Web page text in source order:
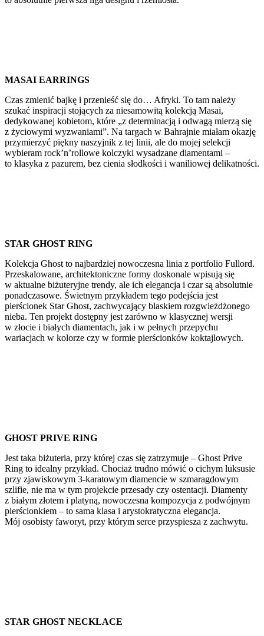
MASAI EARRINGS
Czas zmienić bajkę i przenieść się do… Afryki. To tam należy
szukać inspiracji stojących za niesamowitą kolekcją Masai,
dedykowanej kobietom, które „z determinacją i odwagą mierzą się
z życiowymi wyzwaniami”. Na targach w Bahrajnie miałam okazję
przymierzyć piękny naszyjnik z tej linii, ale do mojej selekcji
wybieram rock’n’rollowe kolczyki wysadzane diamentami –
to klasyka z pazurem, bez cienia słodkości i waniliowej delikatności.
STAR GHOST RING
Kolekcja Ghost to najbardziej nowoczesna linia z portfolio Fullord.
Przeskalowane, architektoniczne formy doskonale wpisują się
w aktualne biżuteryjne trendy, ale ich elegancja i czar są absolutnie
ponadczasowe. Świetnym przykładem tego podejścia jest
pierścionek Star Ghost, zachwycający blaskiem rozgwieżdżonego
nieba. Ten projekt dostępny jest zarówno w klasycznej wersji
w złocie i białych diamentach, jak i w pełnych przepychu
wariacjach w kolorze czy w formie pierścionków koktajlowych.
GHOST PRIVE RING
Jest taka biżuteria, przy której czas się zatrzymuje – Ghost Prive
Ring to idealny przykład. Chociaż trudno mówić o cichym luksusie
przy zjawiskowym 3-karatowym diamencie w szmaragdowym
szlifie, nie ma w tym projekcie przesady czy ostentacji. Diamenty
z białym złotem i platyną, nowoczesna kompozycja z podwójnym
pierścionkiem – to sama klasa i arystokratyczna elegancja.
Mój osobisty faworyt, przy którym serce przyspiesza z zachwytu.
STAR GHOST NECKLACE